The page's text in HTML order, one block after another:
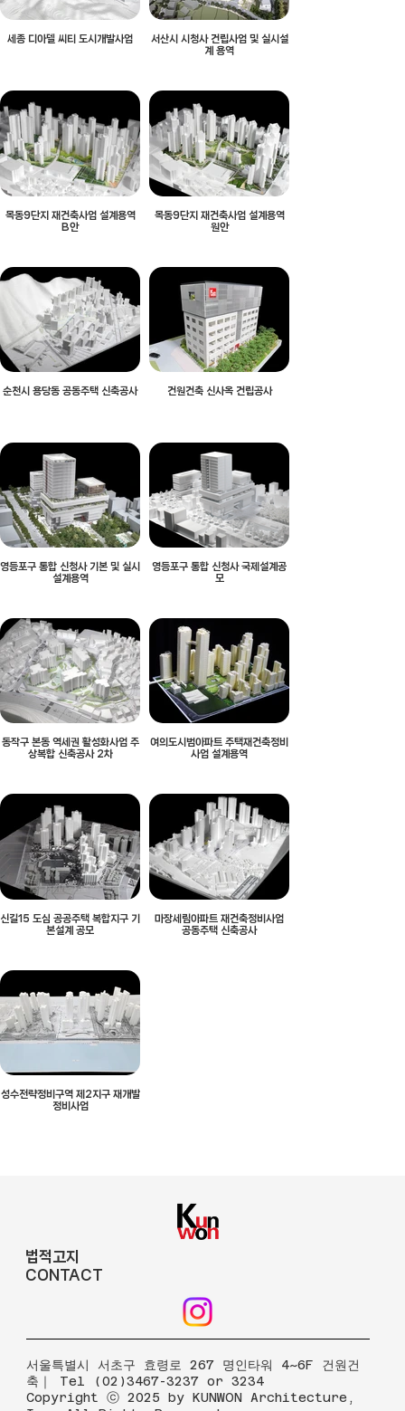
세종 디아델 씨티 도시개발사업
서산시 시청사 건립사업 및 실시설
계 용역
목동9단지 재건축사업 설계용역
B안
목동9단지 재건축사업 설계용역
원안
순천시 용당동 공동주택 신축공사 건원건축 신사옥 건립공사
영등포구 통합 신청사 기본 및 실시
설계용역
영등포구 통합 신청사 국제설계공
모
동작구 본동 역세권 활성화사업 주
상복합 신축공사 2차
여의도시범아파트 주택재건축정비
사업 설계용역
신길15 도심 공공주택 복합지구 기
본설계 공모
마장세림아파트 재건축정비사업
공동주택 신축공사
성수전략정비구역 제2지구 재개발
정비사업
법적고지
CONTACT
​서울특별시 서초구 효령로 267 명인타워 4~6F 건원건
축｜ Tel (02)3467-3237 or 3234
Copyright ⓒ 2025 by KUNWON Architecture,